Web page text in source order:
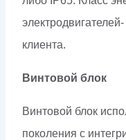
клиента.
Винтовой блок
Винтовой блок
поколения с